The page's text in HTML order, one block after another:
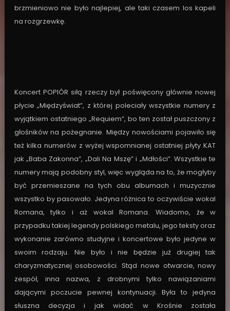
brzmieniowo nie było najlepiej, ale taki czasem los kapeli
na rozgrzewkę.
Koncert POPIÓR siłą rzeczy był poświęcony głównie nowej
płycie „Międzyświat”, z której poleciały wszystkie numery z
wyjątkiem ostatniego „Requiem”, bo ten został puszczony z
głośników na pożegnanie. Między nowościami pojawiło się
też kilka numerów z wyżej wspomnianej ostatniej płyty KAT
jak „Baba Zakonna”, „Dali Na Mszę” i „Mdłości”. Wszystkie te
numery mają podobny styl, więc wygląda na to, że mogłyby
być przemieszane na tych obu albumach i muzycznie
wszystko by pasowało. Jedyna różnica to oczywiście wokal
Romana, tylko i aż wokal Romana. Wiadomo, że w
przypadku takiej legendy polskiego metalu, jego teksty oraz
wykonanie zarówno studyjne i koncertowe było jedyne w
swoim rodzaju. Nie było i nie będzie już drugiej tak
charyzmatycznej osobowości. Stąd nowe otwarcie, nowy
zespół, inna nazwa, z drobnymi tylko nawiązaniami
dającymi poczucie pewnej kontynuacji. Była to jedyna
słuszna decyzja i jak widać w Krośnie została